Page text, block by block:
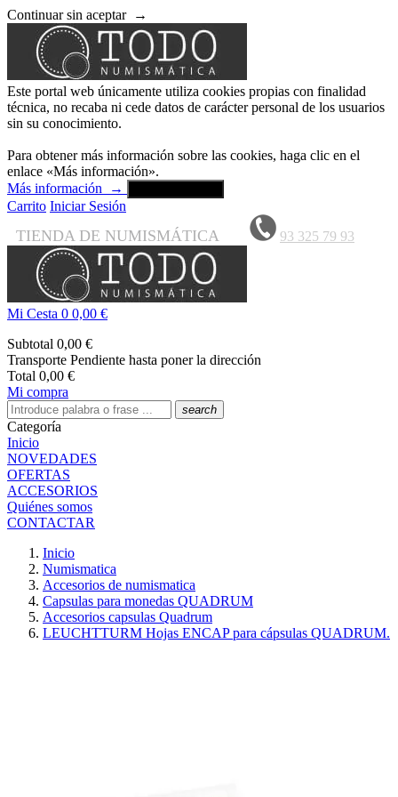
Continuar sin aceptar →
Este portal web únicamente utiliza cookies propias con finalidad
técnica, no recaba ni cede datos de carácter personal de los usuarios
sin su conocimiento.
Para obtener más información sobre las cookies, haga clic en el
enlace «Más información».
Más información
→
Carrito Iniciar Sesión
TIENDA DE NUMISMÁTICA 93 325 79 93
Mi Cesta 0 0,00 €
Subtotal 0,00 €
Transporte Pendiente hasta poner la dirección
Total 0,00 €
Mi compra
search
Categoría
Inicio
NOVEDADES
OFERTAS
ACCESORIOS
Quiénes somos
CONTACTAR
Inicio
Numismatica
Accesorios de numismatica
Capsulas para monedas QUADRUM
Accesorios capsulas Quadrum
LEUCHTTURM Hojas ENCAP para cápsulas QUADRUM.